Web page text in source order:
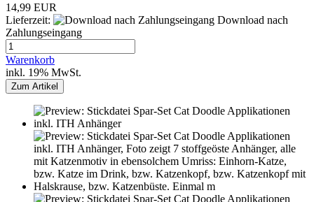
14,99 EUR
Lieferzeit:
Download nach
Zahlungseingang
Warenkorb
inkl. 19% MwSt.
Zum Artikel